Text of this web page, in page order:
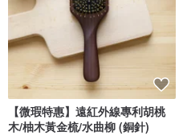
【微瑕特惠】遠紅外線專利胡桃
木/柚木黃金梳/水曲柳 (銅針)